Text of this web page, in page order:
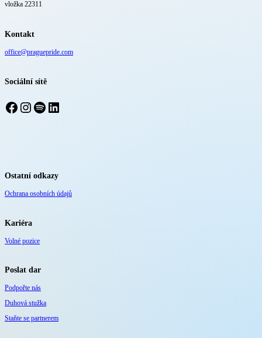
vložka 22311
Kontakt
office@praguepride.com
Sociální sítě
Facebook Instagram Spotify LinkedIn
Ostatní odkazy
Ochrana osobních údajů
Kariéra
Volné pozice
Poslat dar
Podpořte nás
Duhová stužka
Staňte se partnerem